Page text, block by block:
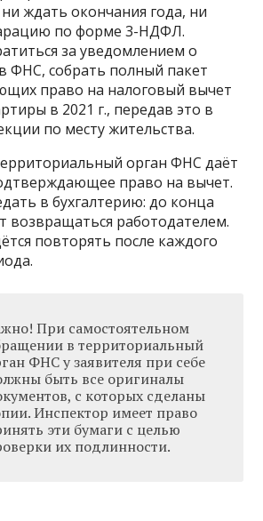
ждать окончания года, ни
по форме 3-НДФЛ.
за уведомлением о
ФНС, собрать полный пакет
право на налоговый вычет
в 2021 г., передав это в
по месту жительства.
орган ФНС даёт
право на вычет.
в бухгалтерию: до конца
возвращаться работодателем.
повторять после каждого
При самостоятельном
в территориальный
ФНС у заявителя при себе
быть все оригиналы
с которых сделаны
Инспектор имеет право
эти бумаги с целью
их подлинности.